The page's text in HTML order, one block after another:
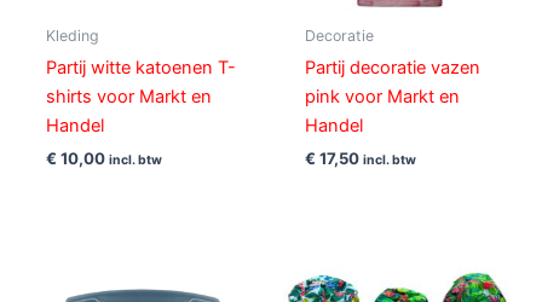
Kleding
Partij witte katoenen T-
shirts voor Markt en
Handel
€ 10,00 incl. btw
Decoratie
Partij decoratie vazen
pink voor Markt en
Handel
€ 17,50 incl. btw